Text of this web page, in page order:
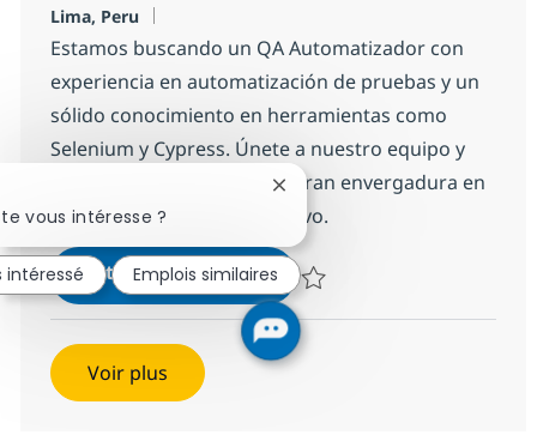
Localisation
Lima, Peru
Estamos buscando un QA Automatizador con
experiencia en automatización de pruebas y un
sólido conocimiento en herramientas como
Selenium y Cypress. Únete a nuestro equipo y
contribuye a proyectos de gran envergadura en
un entorno ágil y colaborativo.
Postulez maintenantQA Automatizador
Voir plus
vous intéresse ?
Fermer la notification du
intéressé Emplois similaires